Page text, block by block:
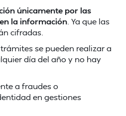
únicamente por las
la información . Ya que las
cifradas.
se pueden realizar a
día del año y no hay
a fraudes o
en gestiones